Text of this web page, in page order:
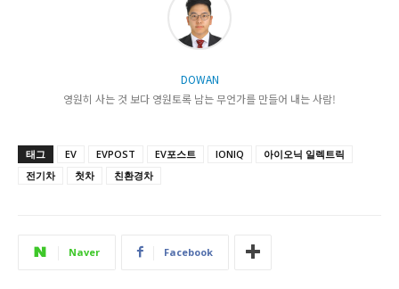
DOWAN
영원히 사는 것 보다 영원토록 남는 무언가를 만들어 내는 사람!
태그 EV EVPOST EV포스트 IONIQ
아이오닉 일렉트릭
전기차
첫차 친환경차
Naver Facebook